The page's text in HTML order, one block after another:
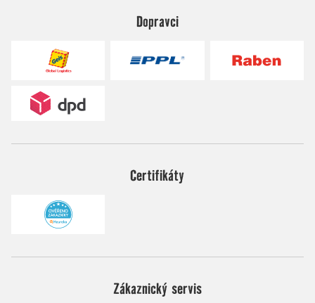
Dopravci
Certifikáty
Zákaznický servis